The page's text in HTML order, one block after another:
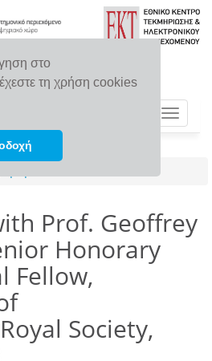
στο
τη χρήση cookies
Toggle
Prof. Geoffrey
Honorary
Fellow,
Society,